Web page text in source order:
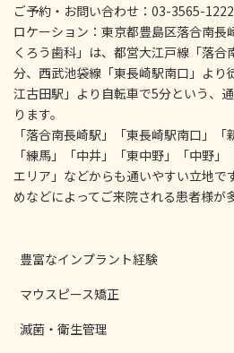
ご予約・お問い合わせ：03-3565-1222
ロケーション：東京都豊島区落合南長
くろう歯科」は、都営大江戸線「落
分、西武池袋線「東長崎駅南口」より
江古田駅」より自転車で5分という、
ります。
「落合南長崎駅」「東長崎駅南口」「
「練馬」「中井」「東中野」「中野
エリア」などからも通いやすい立地で
めなどによってご来院される患者様が
豊富なインプラント経験
マウスピース矯正
滅菌・衛生管理